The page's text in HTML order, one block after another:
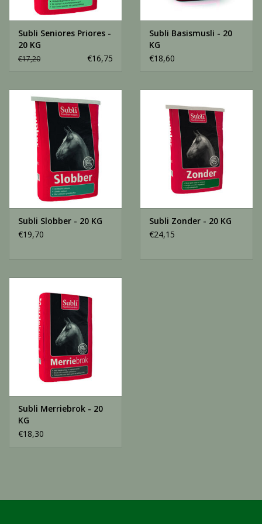
Subli Seniores Priores -
20 KG
€17,20 €16,75
Subli Basismusli - 20
KG
€18,60
Subli Slobber - 20 KG
€19,70
Subli Zonder - 20 KG
€24,15
Subli Merriebrok - 20
KG
€18,30